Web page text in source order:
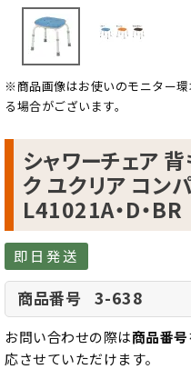
※商品画像はお使いのモニター
る場合がございます。
シャワーチェア
ク ユクリア コン
L41021A・D・BR
即日発送
商品番号 3-638
お問い合わせの際は商品番号
応させていただけます。